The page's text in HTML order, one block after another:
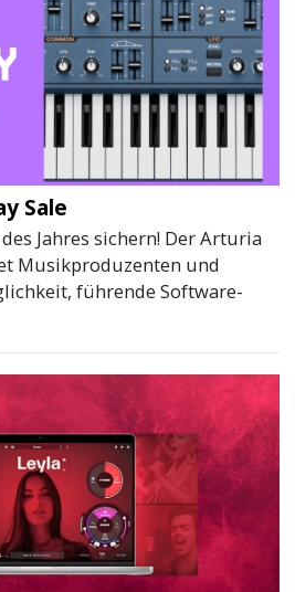
Sale
Jahres sichern! Der Arturia
Musikproduzenten und
führende Software-